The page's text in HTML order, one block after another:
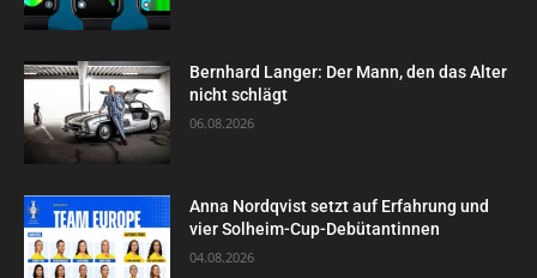
Bernhard Langer: Der Mann, den das Alter
nicht schlägt
06.08.2026
Anna Nordqvist setzt auf Erfahrung und
vier Solheim-Cup-Debütantinnen
04.08.2026